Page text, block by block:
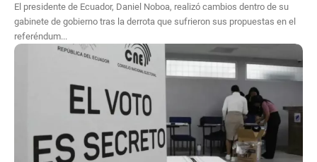
El presidente de Ecuador, Daniel Noboa, realizó cambios dentro de su
gabinete de gobierno tras la derrota que sufrieron sus propuestas en el
referéndum...